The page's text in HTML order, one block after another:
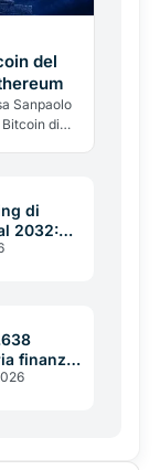
del
Sanpaolo
di
di
2032:
batte le
finanzia